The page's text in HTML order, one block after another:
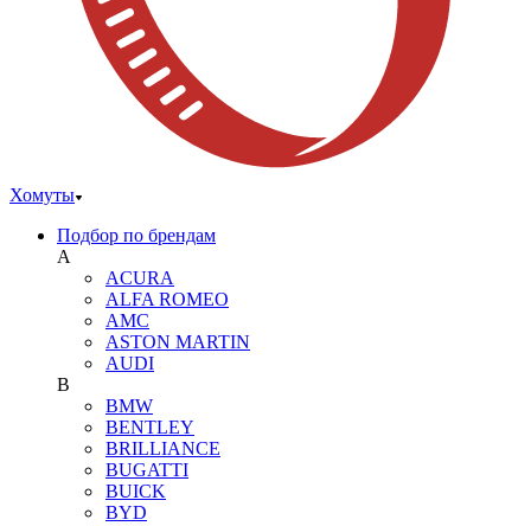
Хомуты
Подбор по брендам
A
ACURA
ALFA ROMEO
AMC
ASTON MARTIN
AUDI
B
BMW
BENTLEY
BRILLIANCE
BUGATTI
BUICK
BYD